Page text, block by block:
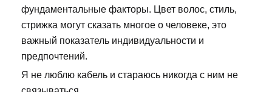
фундаментальные факторы. Цвет волос, стиль,
стрижка могут сказать многое о человеке, это
важный показатель индивидуальности и
предпочтений.
Я не люблю кабель и стараюсь никогда с ним не